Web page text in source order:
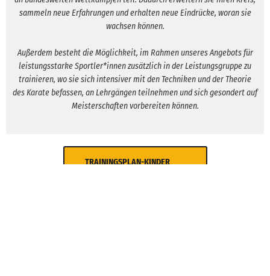
sammeln neue Erfahrungen und erhalten neue Eindrücke, woran sie
wachsen können.
Außerdem besteht die Möglichkeit, im Rahmen unseres Angebots für
leistungsstarke Sportler*innen zusätzlich in der Leistungsgruppe zu
trainieren, wo sie sich intensiver mit den Techniken und der Theorie
des Karate befassen, an Lehrgängen teilnehmen und sich gesondert auf
Meisterschaften vorbereiten können.
TRAININGSPLAN-KINDER